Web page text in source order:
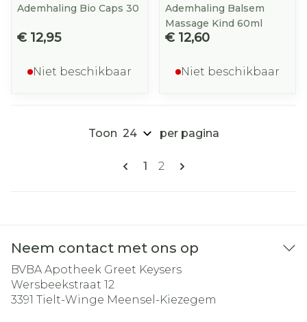
Ademhaling Bio Caps 30
€ 12,95
Niet beschikbaar
Ademhaling Balsem
Massage Kind 60ml
€ 12,60
Niet beschikbaar
Pagina's
U lees momenteel pagina
1 Pagina
2
Toon per pagina
Neem contact met ons op
BVBA Apotheek Greet Keysers
Wersbeekstraat 12
3391 Tielt-Winge Meensel-Kiezegem